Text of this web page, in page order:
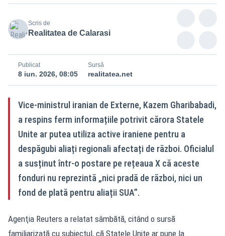
Scris de
Realitatea de Calarasi
Publicat
8 iun. 2026, 08:05
Sursă
realitatea.net
Vice-ministrul iranian de Externe, Kazem Gharibabadi,
a respins ferm informațiile potrivit cărora Statele
Unite ar putea utiliza active iraniene pentru a
despăgubi aliați regionali afectați de război. Oficialul
a susținut într-o postare pe rețeaua X că aceste
fonduri nu reprezintă „nici pradă de război, nici un
fond de plată pentru aliații SUA”.
Agenţia Reuters a relatat sâmbătă, citând o sursă
familiarizată cu subiectul, că Statele Unite ar pune la